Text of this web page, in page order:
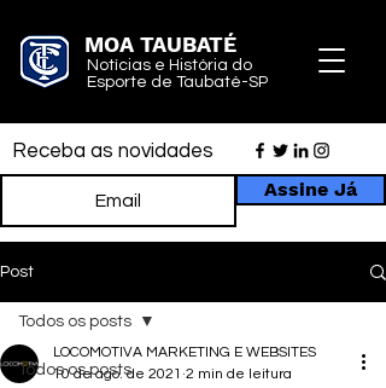
MOA TAUBATÉ
Notícias e História do
Esporte de Taubaté-SP
Receba as novidades
Assine Já
Post
Todos os posts
Todos os posts
LOCOMOTIVA MARKETING E WEBSITES
10 de ago. de 2021 2 min de leitura